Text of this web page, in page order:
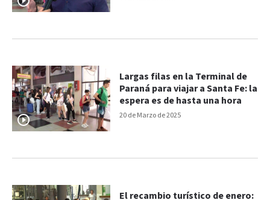
20 de Marzo de 2025
Largas filas en la Terminal de
Paraná para viajar a Santa Fe: la
espera es de hasta una hora
El recambio turístico de enero: